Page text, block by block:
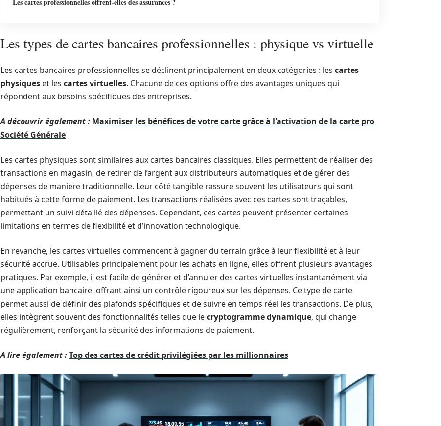
Les cartes professionnelles offrent-elles des assurances ?
Les types de cartes bancaires professionnelles : physique vs virtuelle
Les cartes bancaires professionnelles se déclinent principalement en deux catégories : les cartes
physiques et les cartes virtuelles. Chacune de ces options offre des avantages uniques qui
répondent aux besoins spécifiques des entreprises.
A découvrir également : Maximiser les bénéfices de votre carte grâce à l'activation de la carte pro
Société Générale
Les cartes physiques sont similaires aux cartes bancaires classiques. Elles permettent de réaliser des
transactions en magasin, de retirer de l’argent aux distributeurs automatiques et de gérer des
dépenses de manière traditionnelle. Leur côté tangible rassure souvent les utilisateurs qui sont
habitués à cette forme de paiement. Les transactions réalisées avec ces cartes sont traçables,
permettant un suivi détaillé des dépenses. Cependant, ces cartes peuvent présenter certaines
limitations en termes de flexibilité et d’innovation technologique.
En revanche, les cartes virtuelles commencent à gagner du terrain grâce à leur flexibilité et à leur
sécurité accrue. Utilisables principalement pour les achats en ligne, elles offrent plusieurs avantages
pratiques. Par exemple, il est facile de générer et d’annuler des cartes virtuelles instantanément via
une application bancaire, offrant ainsi un contrôle rigoureux sur les dépenses. Ce type de carte
permet aussi de définir des plafonds spécifiques et de suivre en temps réel les transactions. De plus,
elles intègrent souvent des fonctionnalités telles que lecryptogramme dynamique, qui change
régulièrement, renforçant la sécurité des informations de paiement.
A lire également :Top des cartes de crédit privilégiées par les millionnaires